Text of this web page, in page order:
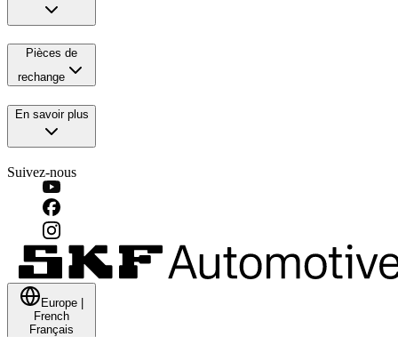
Pièces de
rechange
En savoir plus
Suivez-nous
Europe
French
Français